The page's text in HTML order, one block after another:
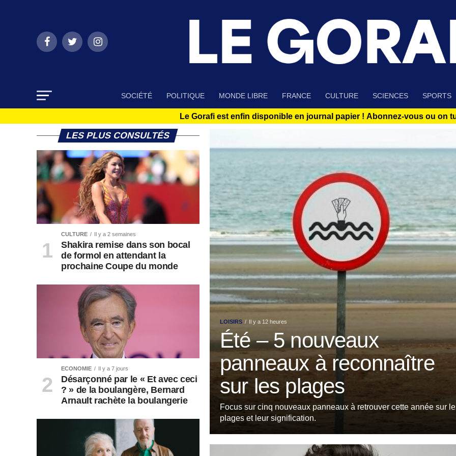
SOCIÉTÉ POLITIQUE MONDE LIBRE FRANCE CULTURE SCIENCES SPORTS
Le Gorafi est enfin disponible en journal papier ! Abonnez-vous ou on
LOISIRS Il y a 12 heures
Été – 5 nouveaux
panneaux à reconnaître
sur les plages
Focus sur cinq nouveaux panneaux à retrouver cette année sur
plages et leur signification.
LES PLUS CONSULTÉS
CULTURE Il y a 2 semaines
Shakira remise dans son bocal
de formol en attendant la
prochaine Coupe du monde
ECONOMIE Il y a 7 jours
Désarçonné par le « Et avec ceci
? » de la boulangère, Bernard
Arnault rachète la boulangerie